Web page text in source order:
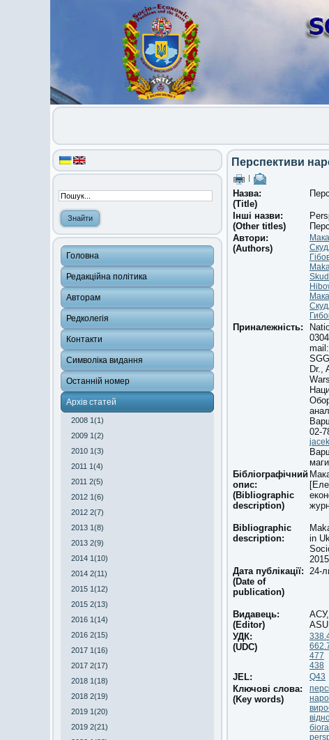
Головна
Редакційна політика
Авторам
Редколегія
Контакти
Символіка видання
Останній номер
Архів статей
2008 1(1)
2009 1(2)
2010 1(3)
2011 1(4)
2011 2(5)
2012 1(6)
2012 2(7)
2013 1(8)
2013 2(9)
2014 1(10)
2014 2(11)
2015 1(12)
2015 2(13)
2016 1(14)
2016 2(15)
2017 1(16)
2017 2(17)
2018 1(18)
2018 2(19)
2019 1(20)
2019 2(21)
Перспективи
Назва:
(Title)
Інші назви:
(Other titles)
Автори:
(Authors)
Приналежність:
mail:
Dr.,
02-
Бібліографічний
опис:
(Bibliographic
description)
Bibliographic
description:
in
Дата публікації:
(Date of
publication)
24-
Видавець:
(Editor)
УДК:
(UDC)
477
438
JEL: Q43
Ключові слова:
(Key words)